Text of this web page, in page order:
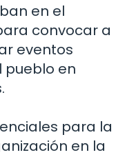
en el
convocar a
eventos
pueblo en
para la
en la